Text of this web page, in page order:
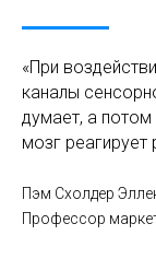
«При
каналы
думает, а
мозг
Пэм Схолдер
Профессор